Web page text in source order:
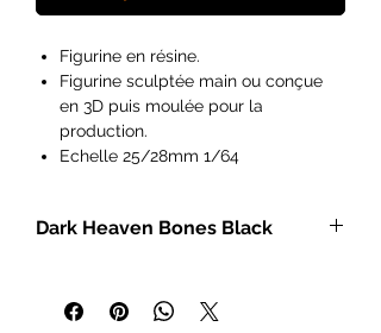
Figurine en résine.
Figurine sculptée main ou conçue
en 3D puis moulée pour la
production.
Echelle 25/28mm 1/64
Figurines vendues non peintes et
Les figurines Reaper Miniatures sont
Dark Heaven Bones Black
l'échelle de 25 mm
- Bases intégrales